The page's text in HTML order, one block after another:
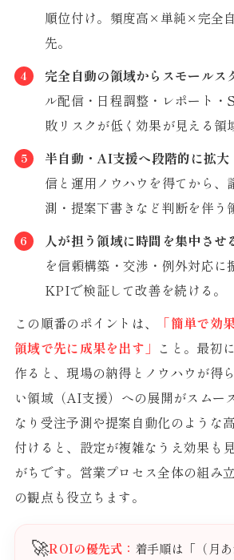
順位付け。頻度高×単純×完全
先。
完全自動の領域からスモールス
ル配信・日程調整・レポート
敗リスクが低く効果が見える領
半自動・AI支援へ段階的に拡大
信と運用ノウハウを得てから、
測・提案下書きなど判断を伴う
人が担う領域に時間を集中させ
を信頼構築・交渉・例外対応に
KPIで検証して改善を続ける。
この順番のポイントは、
「簡単で効
領域で先に成果を出す」 こと。最初
作ると、現場の納得とノウハウが得
い領域（AI支援）への展開がスムー
なり受注予測や提案自動化のような
付けると、設定が複雑なうえ効果も
がちです。営業プロセス全体の組み
の観点も役立ちます。
🚀ROIの優先式： 着手順は「（月